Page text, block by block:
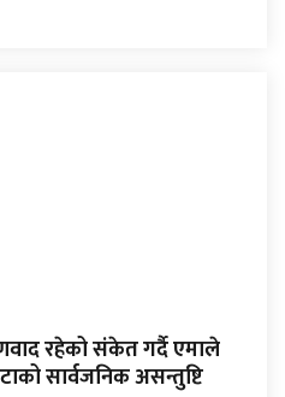
रहेको संकेत गर्दै एमाले
सार्वजनिक असन्तुष्टि